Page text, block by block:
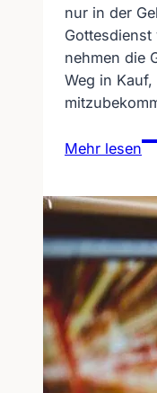
nur in der
nehmen die
Weg in
Mehr lesen